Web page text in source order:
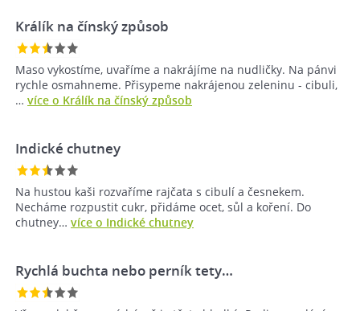
Králík na čínský způsob
Maso vykostíme, uvaříme a nakrájíme na nudličky. Na pánvi
rychle osmahneme. Přisypeme nakrájenou zeleninu - cibuli,
… více o Králík na čínský způsob
Indické chutney
Na hustou kaši rozvaříme rajčata s cibulí a česnekem.
Necháme rozpustit cukr, přidáme ocet, sůl a koření. Do
chutney… více o Indické chutney
Rychlá buchta nebo perník tety…